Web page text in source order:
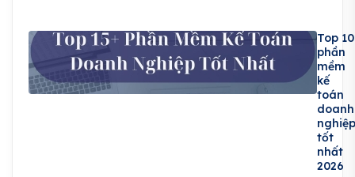
Top 10
phần
mềm
kế
toán
doanh
nghiệp
tốt
nhất
2026